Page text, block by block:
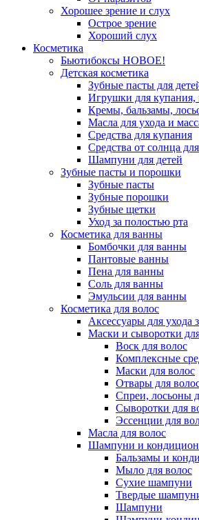
Хорошее зрение и слух
Острое зрение
Хороший слух
Косметика
Бьютибоксы НОВОЕ!
Детская косметика
Зубные пасты для
Игрушки для купания,
Кремы, бальзамы,
Масла для ухода и
Средства для купания
Средства от солнца
Шампуни для детей
Зубные пасты и порошки
Зубные пасты
Зубные порошки
Зубные щетки
Уход за полостью рта
Косметика для ванны
Бомбочки для ванны
Пантовые ванны
Пена для ванны
Соль для ванны
Эмульсии для ванны
Косметика для волос
Аксессуары для ухода
Маски и сыворотки
Воск для волос
Комплексные
Маски для волос
Отвары для
Спреи, лосьоны
Сыворотки для
Эссенции для
Масла для волос
Шампуни и
Бальзамы и
Мыло для волос
Сухие шампуни
Твердые
Шампуни